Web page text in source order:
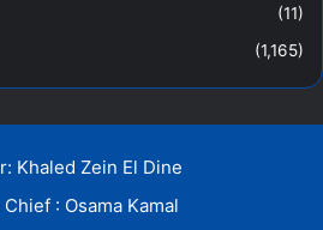
(11)
(1,165)
Khaled Zein El Dine
: Osama Kamal